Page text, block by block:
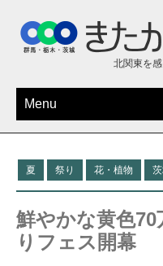
北関東を
Menu
夏 祭り 花・植物
鮮やかな黄色
りフェス開幕